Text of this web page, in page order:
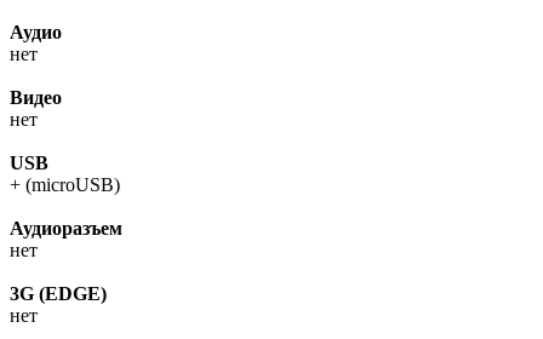
Аудио
нет
Видео
нет
USB
+ (microUSB)
Аудиоразъем
нет
3G (EDGE)
нет